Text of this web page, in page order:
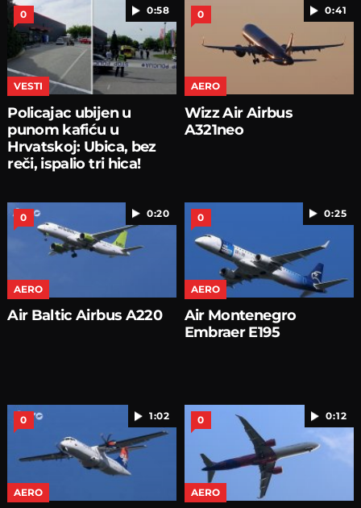
0:58
0
VESTI
Policajac ubijen u
punom kafiću u
Hrvatskoj: Ubica, bez
reči, ispalio tri hica!
0:41
0
AERO
Wizz Air Airbus
A321neo
0:20
0
AERO
Air Baltic Airbus A220
0:25
0
AERO
Air Montenegro
Embraer E195
1:02
0
AERO
0:12
0
AERO